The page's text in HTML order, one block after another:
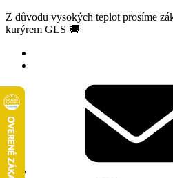
Z důvodu vysokých teplot prosíme
kurýrem GLS 🚚